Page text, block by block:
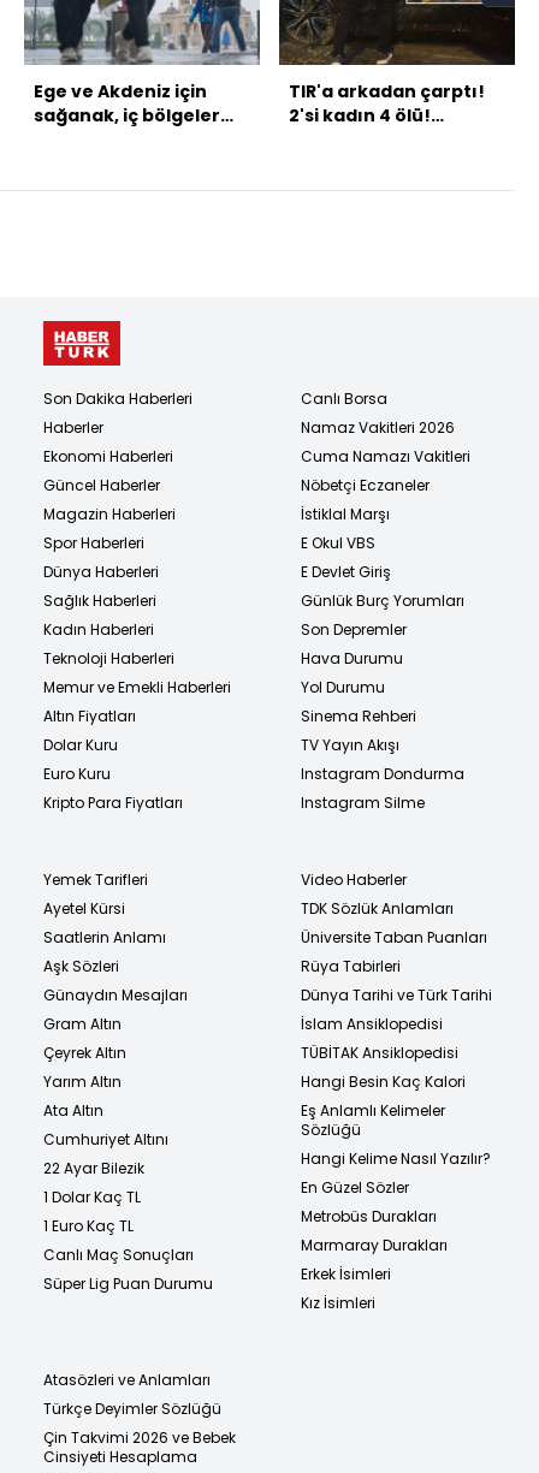
Ege ve Akdeniz için
sağanak, iç bölgeler
TIR'a arkadan çarptı!
2'si kadın 4 ölü!
Son Dakika Haberleri
Haberler
Ekonomi Haberleri
Güncel Haberler
Magazin Haberleri
Spor Haberleri
Dünya Haberleri
Sağlık Haberleri
Kadın Haberleri
Teknoloji Haberleri
Memur ve Emekli Haberleri
Altın Fiyatları
Dolar Kuru
Euro Kuru
Kripto Para Fiyatları
Canlı Borsa
Namaz Vakitleri 2026
Cuma Namazı Vakitleri
Nöbetçi Eczaneler
İstiklal Marşı
E Okul VBS
E Devlet Giriş
Günlük Burç Yorumları
Son Depremler
Hava Durumu
Yol Durumu
Sinema Rehberi
TV Yayın Akışı
Instagram Dondurma
Instagram Silme
Yemek Tarifleri
Ayetel Kürsi
Saatlerin Anlamı
Aşk Sözleri
Günaydın Mesajları
Gram Altın
Çeyrek Altın
Yarım Altın
Ata Altın
Cumhuriyet Altını
22 Ayar Bilezik
1 Dolar Kaç TL
1 Euro Kaç TL
Canlı Maç Sonuçları
Süper Lig Puan Durumu
Video Haberler
TDK Sözlük Anlamları
Üniversite Taban Puanları
Rüya Tabirleri
Dünya Tarihi ve Türk Tarihi
İslam Ansiklopedisi
TÜBİTAK Ansiklopedisi
Hangi Besin Kaç Kalori
Eş Anlamlı Kelimeler
Sözlüğü
Hangi Kelime Nasıl Yazılır?
En Güzel Sözler
Metrobüs Durakları
Marmaray Durakları
Erkek İsimleri
Kız İsimleri
Atasözleri ve Anlamları
Türkçe Deyimler Sözlüğü
Çin Takvimi 2026 ve Bebek
Cinsiyeti Hesaplama